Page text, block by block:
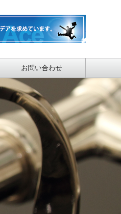
お問い合わせ